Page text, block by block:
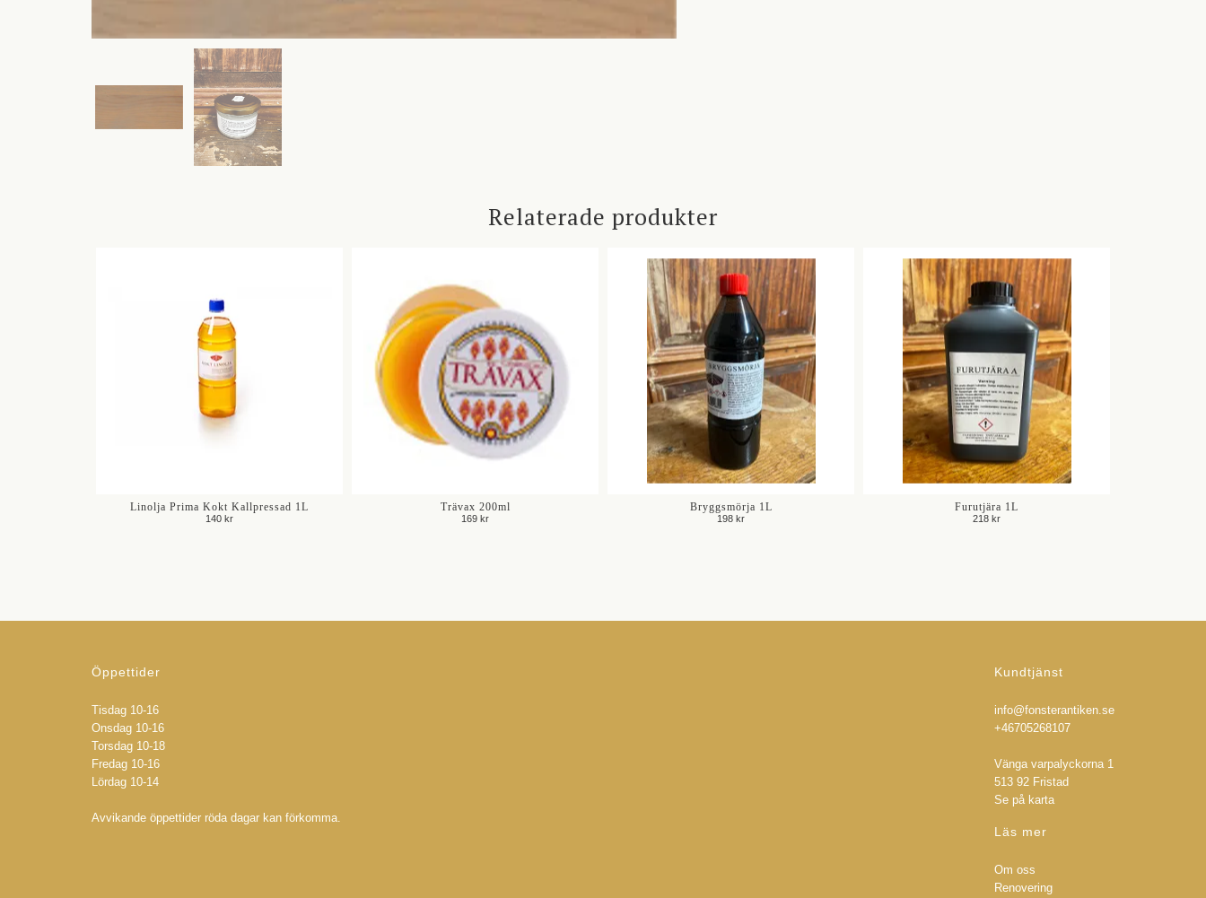
Relaterade produkter
Linolja Prima Kokt Kallpressad 1L
140 kr
Trävax 200ml
169 kr
Bryggsmörja 1L
198 kr
Furutjära 1L
218 kr
Öppettider
Tisdag 10-16
Onsdag 10-16
Torsdag 10-18
Fredag 10-16
Lördag 10-14
Avvikande öppettider röda dagar kan förkomma.
Kundtjänst
info@fonsterantiken.se
+46705268107
Vänga varpalyckorna 1
513 92 Fristad
Se på karta
Läs mer
Om oss
Renovering